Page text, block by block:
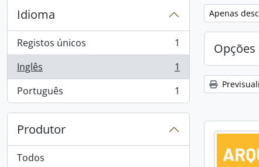
Idioma
Registos únicos
, 1 resultados
1
Inglês
, 1 resultados
1
Português
, 1 resultados 1
Produtor
Todos
Remove
Apenas
Opções